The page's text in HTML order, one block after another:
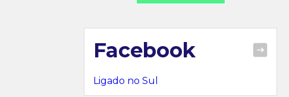
Facebook
Ligado no Sul